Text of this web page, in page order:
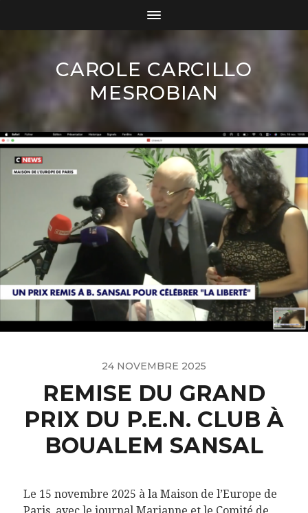
CAROLE CARCILLO
MESROBIAN
24 NOVEMBRE 2025
REMISE DU GRAND
PRIX DU P.E.N. CLUB À
BOUALEM SANSAL
Le 15 novembre 2025 à la Maison de l’Europe de